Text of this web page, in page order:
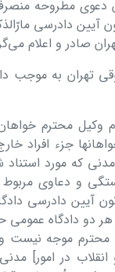
به مواد ٢٧ ، ٢۶ ، ٢٢و
صادر و اعلام
وکیل محترم
که مورد
و دعاوی
لذا مستنداً به مواد ١٣و
ھر دو دادگاه
در امور]